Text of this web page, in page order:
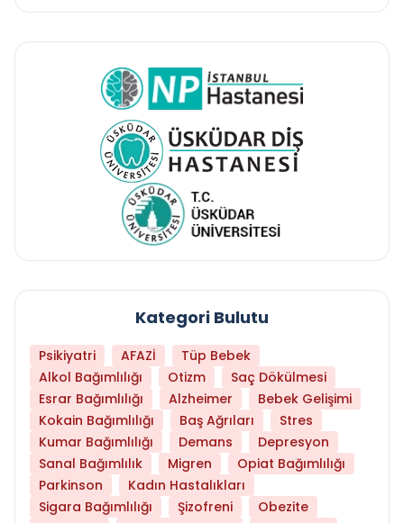
Kategori Bulutu
Psikiyatri AFAZİ
Tüp Bebek
Alkol Bağımlılığı
Otizm
Saç Dökülmesi
Esrar Bağımlılığı
Alzheimer
Bebek Gelişimi
Kokain Bağımlılığı
Baş Ağrıları
Stres
Kumar Bağımlılığı
Demans
Depresyon
Sanal Bağımlılık
Migren
Opiat Bağımlılığı
Parkinson
Kadın Hastalıkları
Sigara Bağımlılığı
Şizofreni
Obezite